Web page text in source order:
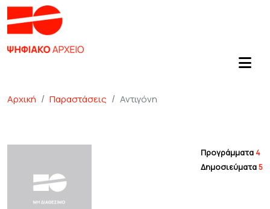
Αρχική Παραστάσεις Αντιγόνη
Προγράμματα 4
Δημοσιεύματα 5